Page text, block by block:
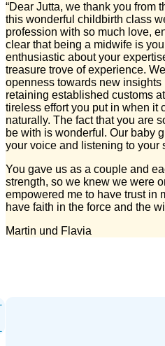
“Dear Jutta, we thank you from
this wonderful childbirth class
profession with so much love,
clear that being a midwife is
enthusiastic about your
treasure trove of experience.
openness towards new insights
retaining established customs
tireless effort you put in when it
naturally. The fact that you are
be with is wonderful. Our baby
your voice and listening to your
You gave us as a couple and
strength, so we knew we were
empowered me to have trust in
have faith in the force and the
Martin und Flavia